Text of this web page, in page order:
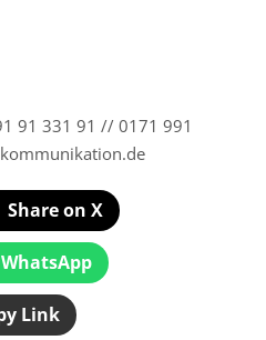
91 331 91 // 0171 991
Share on X
WhatsApp
Link